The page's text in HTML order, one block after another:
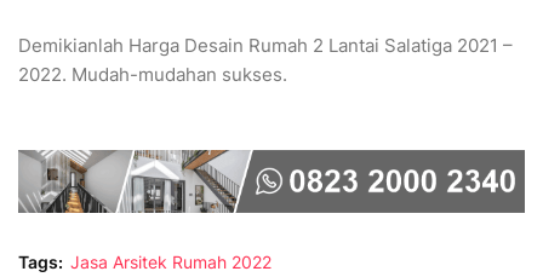
Demikianlah Harga Desain Rumah 2 Lantai Salatiga 2021 –
2022. Mudah-mudahan sukses.
Tags: Jasa Arsitek Rumah 2022